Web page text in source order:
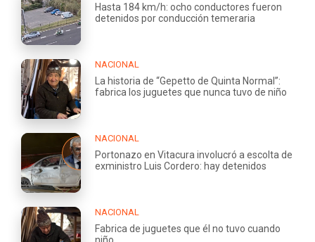
Hasta 184 km/h: ocho conductores fueron
detenidos por conducción temeraria
NACIONAL
La historia de “Gepetto de Quinta Normal”:
fabrica los juguetes que nunca tuvo de niño
NACIONAL
Portonazo en Vitacura involucró a escolta de
exministro Luis Cordero: hay detenidos
NACIONAL
Fabrica de juguetes que él no tuvo cuando
niño